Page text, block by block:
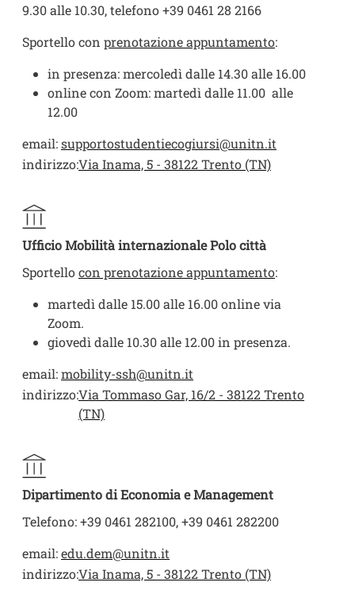
9.30 alle 10.30, telefono +39 0461 28 2166
Sportello con prenotazione appuntamento:
in presenza: mercoledì dalle 14.30 alle 16.00
online con Zoom: martedì dalle 11.00 alle
12.00
email:supportostudentiecogiursi@unitn.it
indirizzo:Via Inama, 5 - 38122 Trento (TN)
Ufficio Mobilità internazionale Polo città
Sportellocon prenotazione appuntamento:
martedì dalle 15.00 alle 16.00 online via
Zoom.
giovedì dalle 10.30 alle 12.00 in presenza.
email:mobility-ssh@unitn.it
indirizzo:Via Tommaso Gar, 16/2 - 38122 Trento
(TN)
Dipartimento di Economia e Management
Telefono: +39 0461 282100, +39 0461 282200
email:edu.dem@unitn.it
indirizzo:Via Inama, 5 - 38122 Trento (TN)